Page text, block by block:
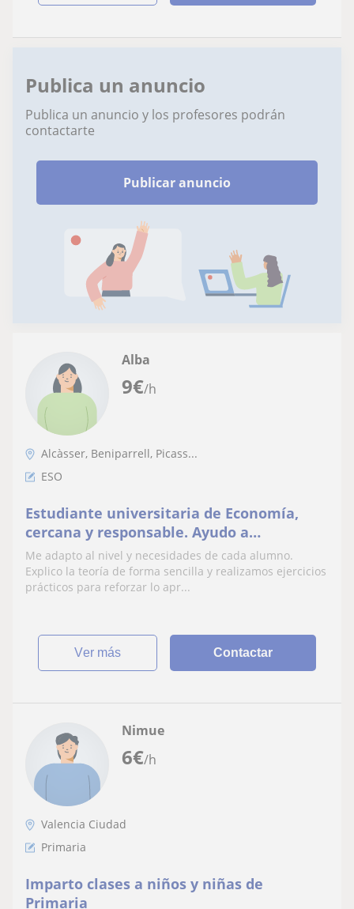
Publica un anuncio
Publica un anuncio y los profesores podrán
contactarte
Publicar anuncio
9€/h
Alba
Alcàsser, Beniparrell, Picass...
ESO
Estudiante universitaria de Economía,
cercana y responsable. Ayudo a
estudiantes de ESO y Bachillerato a
mejorar sus resultados.
Me adapto al nivel y necesidades de cada alumno.
Explico la teoría de forma sencilla y realizamos ejercicios
prácticos para reforzar lo apr...
ver más Contactar
6€/h
Nimue
Valencia Ciudad
Primaria
Imparto clases a niños y niñas de
Primaria